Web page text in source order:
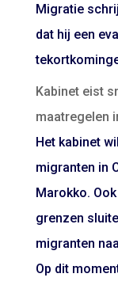
Migratie
dat hij een
Kabinet eist
maatregelen
Het kabinet
migranten in
Marokko.
grenzen
migranten
Op dit